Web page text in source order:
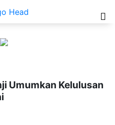
Umumkan Kelulusan